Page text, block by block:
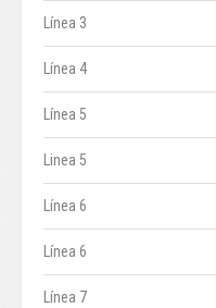
Línea 3
Línea 4
Línea 5
Linea 5
Línea 6
Línea 6
Línea 7